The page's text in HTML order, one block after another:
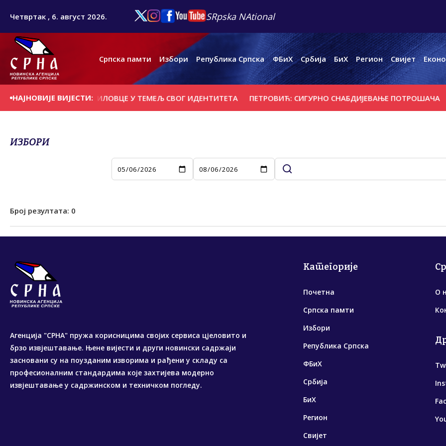
Четвртак , 6. август 2026. SRpska NAtional
Српска памти Избори Република Српска ФБиХ Србија БиХ Регион Свијет
НАЈНОВИЈЕ ВИЈЕСТИ:
СРБИ ДА УГРАДЕ ПРЕБИЛОВЦЕ У ТЕМЕЉ СВОГ ИДЕНТИТЕТА ПЕТРОВИЋ: СИГУРНО СНАБДИЈЕВАЊЕ ПОТРОШАЧА
ИЗБОРИ
Број резултата: 0
Агенција "СРНА" пружа корисницима својих сервиса цјеловито и
брзо извјештавање. Њене вијести и други новински садржаји
засновани су на поузданим изворима и рађени у складу са
професионалним стандардима које захтијева модерно
извјештавање у садржинском и техничком погледу.
Категорије
Почетна
Српска памти
Избори
Република Српска
ФБиХ
Србија
БиХ
Регион
Свијет
О